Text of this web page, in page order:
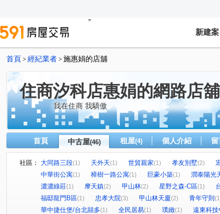
新建案
首頁 > 經紀業者 > 施惠娟的店舖
住商汐科店惠娟的網路店舖
我在住商 我驕傲
首頁 中古屋(46) 租屋(4) 個人介紹
社區： 大同路三段(1) 天外天(1) 世貿親家(1) 孝友別墅(2)
中華街公寓(1) 樟樹一路公寓(1) 巨豪小築(1)
潤泰陽光
濃濃綠莊(1) 摩天鎮(2) 甲山林(2) 星野之森-C區(1)
福邸龍門B區(1) 忠孝大院(3) 甲山林天廈(2) 青年守則
華中捷仕堡/台北囍多(1) 全民居易(1) 璞緻(1)
遠東科